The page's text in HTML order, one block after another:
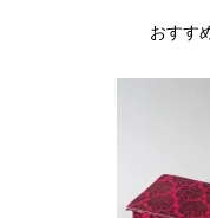
おすす